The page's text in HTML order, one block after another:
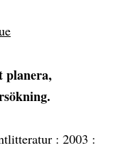
planera,
: 2003 :